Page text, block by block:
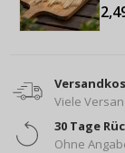
Viele
30 Tage
Ohne